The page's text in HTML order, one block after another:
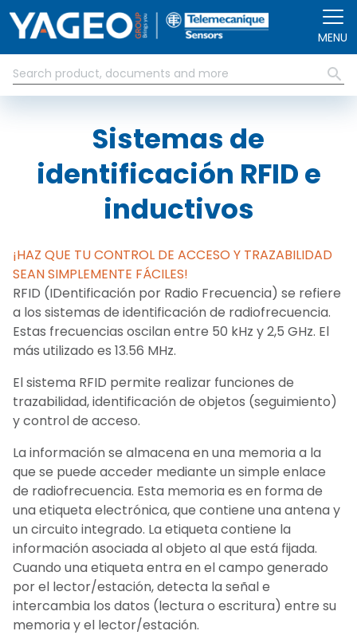
MENU
Sistemas de
identificación RFID e
inductivos
¡HAZ QUE TU CONTROL DE ACCESO Y TRAZABILIDAD
SEAN SIMPLEMENTE FÁCILES!
RFID (IDentificación por Radio Frecuencia) se refiere
a los sistemas de identificación de radiofrecuencia.
Estas frecuencias oscilan entre 50 kHz y 2,5 GHz. El
más utilizado es 13.56 MHz.
El sistema RFID permite realizar funciones de
trazabilidad, identificación de objetos (seguimiento)
y control de acceso.
La información se almacena en una memoria a la
que se puede acceder mediante un simple enlace
de radiofrecuencia. Esta memoria es en forma de
una etiqueta electrónica, que contiene una antena y
un circuito integrado. La etiqueta contiene la
información asociada al objeto al que está fijada.
Cuando una etiqueta entra en el campo generado
por el lector/estación, detecta la señal e
intercambia los datos (lectura o escritura) entre su
memoria y el lector/estación.